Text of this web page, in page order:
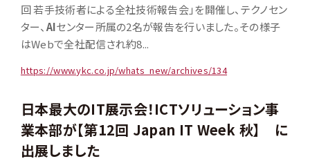
回 若手技術者による全社技術報告会」を開催し、テクノセン
ター、 AIセンター所属の2名が報告を行いました。その様子
はWebで全社配信され約8...
https://www.ykc.co.jp/whats_new/archives/134
日本最大のIT展示会！ICTソリューション事
業本部が【第12回 Japan IT Week 秋】 に
出展しました